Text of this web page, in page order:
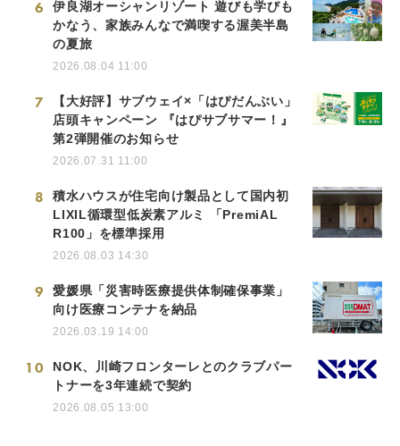
6
伊良湖オーシャンリゾート 遊びも学びも
かなう、家族みんなで満喫する渥美半島
の夏旅
2026.08.04 11:00
7
【大好評】サブウェイ×「はぴだんぶい」
店頭キャンペーン 『はぴサブサマー！』
第2弾開催のお知らせ
2026.07.31 11:00
8
積水ハウスが住宅向け製品として国内初
LIXIL循環型低炭素アルミ 「PremiAL
R100」を標準採用
2026.08.03 14:30
9
愛媛県「災害時医療提供体制確保事業」
向け医療コンテナを納品
2026.03.19 14:00
10
NOK、川崎フロンターレとのクラブパー
トナーを3年連続で契約
2026.08.05 13:00